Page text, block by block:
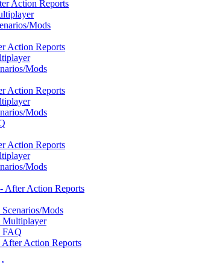
Action Reports
Mods
Action Reports
Mods
Action Reports
Mods
Action Reports
Mods
After Action Reports
Mods
FAQ
Action Reports